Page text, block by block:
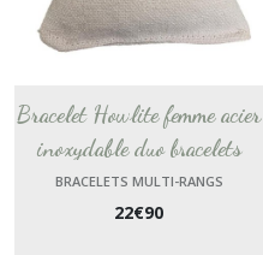
Bracelet Howlite femme acier
inoxydable duo bracelets
multi-rangs bijou femme
Bracelet chaine bijou doré
BRACELETS MULTI-RANGS
22€90